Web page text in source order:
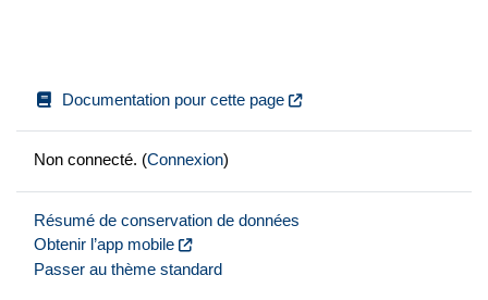
Documentation pour cette page
Non connecté. (Connexion)
Résumé de conservation de données
Obtenir l’app mobile
Passer au thème standard